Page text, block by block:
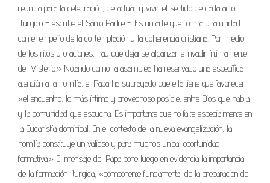
reunida para la celebración, de actuar y vivir el sentido de cada acto
litúrgico – escribe el Santo Padre -. Es un arte que forma una unidad
con el empeño de la contemplación y la coherencia cristiana. Por medio
de los ritos y oraciones, hay que dejarse alcanzar e invadir íntimamente
del Misterio.» Notando como la asamblea ha reservado una específica
atención a la homilía, el Papa ha subrayado que ella tiene que favorecer
«el encuentro, lo más íntimo y provechoso posible, entre Dios que habla
y la comunidad que escucha. Es importante que no falte especialmente en
la Eucaristía dominical. En el contexto de la nueva evangelización, la
homilía constituye un valioso y para muchos única, oportunidad
formativa.» El mensaje del Papa pone luego en evidencia la importancia
de la formación litúrgica, «componente fundamental de la preparación de